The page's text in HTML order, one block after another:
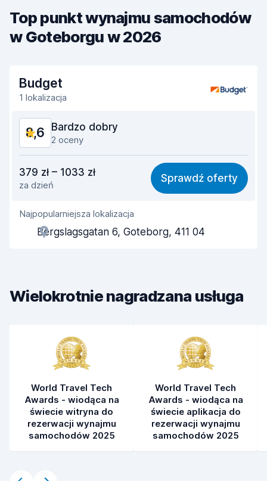
Top punkt wynajmu samochodów
w Goteborgu w 2026
Budget
1 lokalizacja
8,6 Bardzo dobry
2 oceny
8,4
Łatwość znalezienia 8,2
Pomocność przedstawiciela
Szybkość odbioru
Czystość samochodu 9,4
379 zł – 1033 zł
za dzień
Sprawdź oferty
Najpopularniejsza lokalizacja
Bergslagsgatan 6, Goteborg, 411 04
Wielokrotnie nagradzana usługa
World Travel Tech
Awards - wiodąca na
świecie witryna do
rezerwacji wynajmu
samochodów 2025
World Travel Tech
Awards - wiodąca na
świecie aplikacja do
rezerwacji wynajmu
samochodów 2025